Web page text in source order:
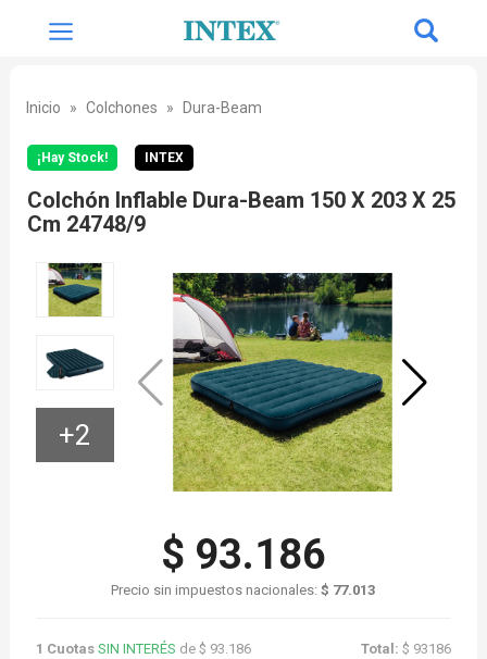
Inicio Colchones Dura-Beam
¡Hay Stock! INTEX
Colchón Inflable Dura-Beam 150 X 203 X 25
Cm 24748/9
+2
$ 93.186
Precio sin impuestos nacionales:$ 77.013
1 Cuotas SIN INTERÉS de $ 93.186 Total:$ 93186